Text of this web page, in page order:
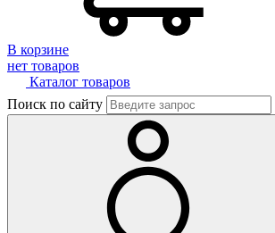
В корзине
нет товаров
Каталог товаров
Поиск по сайту